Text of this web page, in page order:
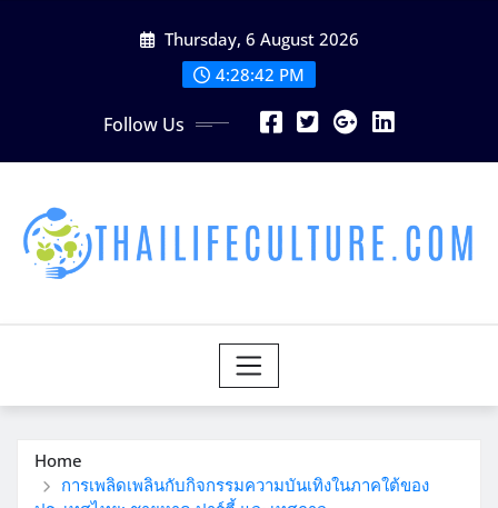
Thursday, 6 August 2026
4:28:43 PM
Follow Us
Home
การเพลิดเพลินกับกิจกรรมความบันเทิงในภาคใต้ของ